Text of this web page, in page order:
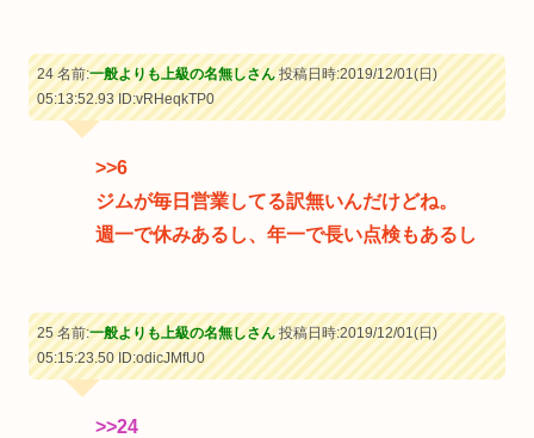
24 名前:一般よりも上級の名無しさん投稿日時:2019/12/01(日)
05:13:52.93ID:vRHeqkTP0
>>6
ジムが毎日営業してる訳無いんだけどね。
週一で休みあるし、年一で長い点検もあるし
25 名前:一般よりも上級の名無しさん投稿日時:2019/12/01(日)
05:15:23.50ID:odicJMfU0
>>24